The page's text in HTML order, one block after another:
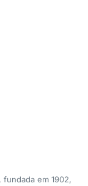
fundada em 1902,